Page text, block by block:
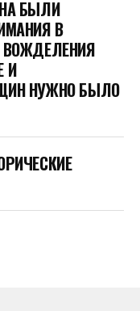
БЫЛИ
В
ВОЖДЕЛЕНИЯ
И
НУЖНО БЫЛО